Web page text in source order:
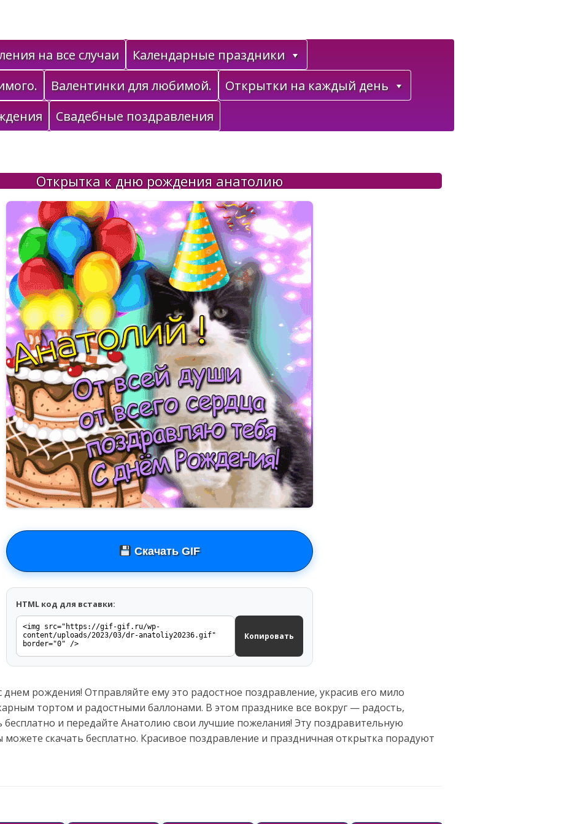
на все случаи
Календарные праздники
Валентинки для любимой.
Открытки на каждый день
Свадебные поздравления
Открытка к дню рождения анатолию
Скачать GIF
HTML код для вставки:
Копировать
рождения! Отправляйте ему это радостное поздравление, украсив его мило
тортом и радостными баллонами. В этом празднике все вокруг — радость,
бесплатно и передайте Анатолию свои лучшие пожелания! Эту поздравительную
скачать бесплатно. Красивое поздравление и праздничная открытка порадуют